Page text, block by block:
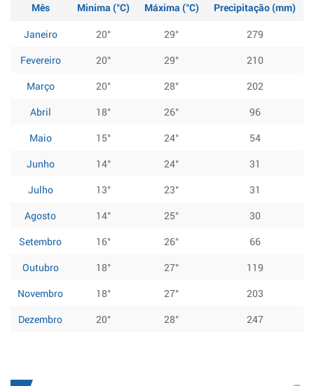
Mês Minima (°C) Máxima (°C)
Precipitação (mm)
Janeiro
20° 29°
279
Fevereiro
20° 29°
210
Março
20° 28°
202
Abril
18° 26°
96
Maio
15° 24°
54
Junho
14° 24°
31
Julho
13° 23°
31
Agosto
14° 25°
30
Setembro
16° 26°
66
Outubro
18° 27°
119
Novembro
18° 27°
203
Dezembro
20° 28° 247